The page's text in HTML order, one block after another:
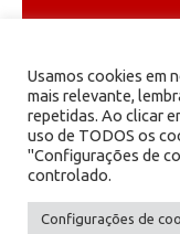
Creative
ARQUIVOS
Arquivos
Usamos cookies em
mais relevante,
repetidas. Ao clicar
uso de TODOS os
"Configurações de
controlado.
Configurações de